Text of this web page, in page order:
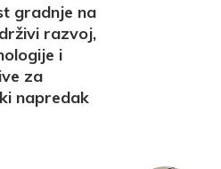
gradnje na
razvoj,
i
za
napredak